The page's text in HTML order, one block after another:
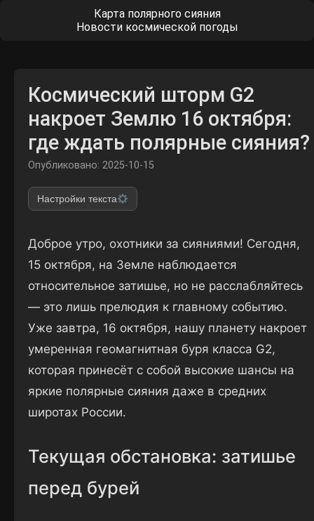
Карта полярного сияния
Новости космической погоды
Космический шторм G2
накроет Землю 16 октября:
где ждать полярные сияния?
Опубликовано: 2025-10-15
Настройки текста
Доброе утро, охотники за сияниями! Сегодня,
15 октября, на Земле наблюдается
относительное затишье, но не расслабляйтесь
— это лишь прелюдия к главному событию.
Уже завтра, 16 октября, нашу планету накроет
умеренная геомагнитная буря класса G2,
которая принесёт с собой высокие шансы на
яркие полярные сияния даже в средних
широтах России.
Текущая обстановка: затишье
перед бурей